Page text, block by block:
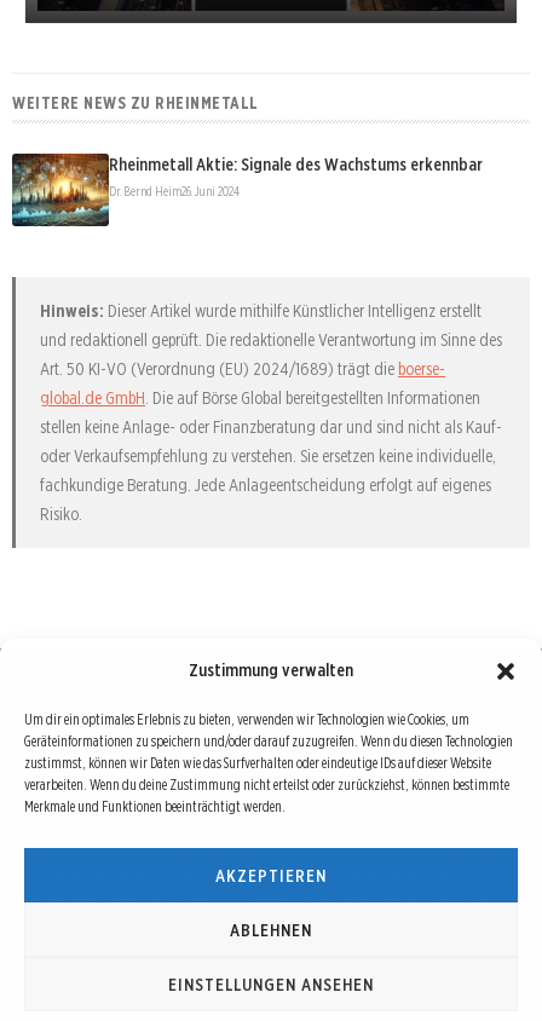
Zustimmung verwalten
Um dir ein optimales Erlebnis zu bieten, verwenden wir Technologien wie Cookies, um
Geräteinformationen zu speichern und/oder darauf zuzugreifen. Wenn du diesen Technologien
zustimmst, können wir Daten wie das Surfverhalten oder eindeutige IDs auf dieser Website
verarbeiten. Wenn du deine Zustimmung nicht erteilst oder zurückziehst, können bestimmte
Merkmale und Funktionen beeinträchtigt werden.
AKZEPTIEREN
ABLEHNEN
EINSTELLUNGEN ANSEHEN
WEITERE NEWS ZU RHEINMETALL
Rheinmetall Aktie: Signale des Wachstums erkennbar
Dr. Bernd Heim26. Juni 2024
Hinweis: Dieser Artikel wurde mithilfe Künstlicher Intelligenz erstellt
und redaktionell geprüft. Die redaktionelle Verantwortung im Sinne des
Art. 50 KI-VO (Verordnung (EU) 2024/1689) trägt die boerse-
global.de GmbH . Die auf Börse Global bereitgestellten Informationen
stellen keine Anlage- oder Finanzberatung dar und sind nicht als Kauf-
oder Verkaufsempfehlung zu verstehen. Sie ersetzen keine individuelle,
fachkundige Beratung. Jede Anlageentscheidung erfolgt auf eigenes
Risiko.
Börse : lokal, international, global
Erfolgreiche Börsengeschäfte bedingen vor allem drei Dinge: Verlässliche Informationen,
richtige Interpretationen und unabhängige Informationsquellen. Diese drei Bausteine sind
auch die redaktionelle Leitlinie von Börse Global.
Hinter Börse Global steht ein Team von erfahrenen Finanzjournalisten, die zum Teil schon
seit Jahrzehnten Börse in all ihren Facetten leben und mit diesem Internetprojekt
interessierten Lesern und Investoren ein Angebot machen wollen, sich über spannende
Entwicklungen, Tendenzen, Chancen und Risiken von Börsen-Investments zu informieren.